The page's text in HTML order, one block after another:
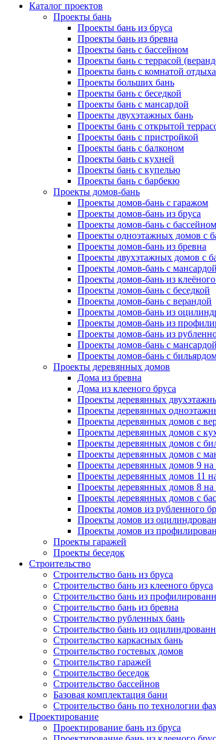
Каталог проектов
Проекты бань
Проекты бань из бруса
Проекты бань из бревна
Проекты бань с бассейном
Проекты бань с террасой
Проекты бань с комнатой отдыха
Проекты больших бань
Проекты бань с беседкой
Проекты бань с мансардой
Проекты двухэтажных бань
Проекты бань с открытой
Проекты бань с пристройкой
Проекты бань с балконом
Проекты бань с кухней
Проекты бань с купелью
Проекты бань с барбекю
Проекты домов-бань
Проекты домов-бань с гаражом
Проекты домов-бань из бруса
Проекты домов-бань с бассейном
Проекты одноэтажных домов с
Проекты домов-бань из бревна
Проекты двухэтажных домов с
Проекты домов-бань с мансардой
Проекты домов-бань из клеёного
Проекты домов-бань с беседкой
Проекты домов-бань с верандой
Проекты домов-бань из
Проекты домов-бань из
Проекты домов-бань из
Проекты домов-бань с
Проекты домов-бань с
Проекты деревянных домов
Дома из бревна
Дома из клееного бруса
Проекты деревянных
Проекты деревянных
Проекты деревянных домов с
Проекты деревянных домов с
Проекты деревянных домов с
Проекты деревянных домов с
Проекты деревянных домов 9 на
Проекты деревянных домов 11
Проекты деревянных домов 8 на
Проекты деревянных домов с
Проекты домов из рубленного
Проекты домов из
Проекты домов из
Проекты гаражей
Проекты беседок
Строительство
Строительство бань из бруса
Строительство бань из клееного бруса
Строительство бань из
Строительство бань из бревна
Строительство рубленных бань
Строительство бань из
Строительство каркасных бань
Строительство гостевых домов
Строительство гаражей
Строительство беседок
Строительство бассейнов
Базовая комплектация бани
Строительство бань по технологии
Проектирование
Проектирование бань из бруса